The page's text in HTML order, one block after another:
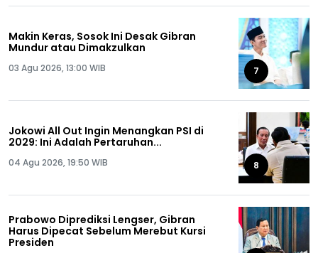
Makin Keras, Sosok Ini Desak Gibran
Mundur atau Dimakzulkan
03 Agu 2026, 13:00 WIB 7
Jokowi All Out Ingin Menangkan PSI di
2029: Ini Adalah Pertaruhan...
04 Agu 2026, 19:50 WIB 8
Prabowo Diprediksi Lengser, Gibran
Harus Dipecat Sebelum Merebut Kursi
Presiden